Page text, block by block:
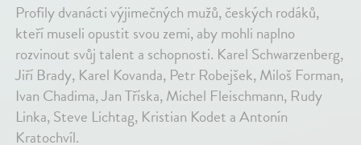
Profily dvanácti výjimečných mužů, českých rodáků,
kteří museli opustit svou zemi, aby mohli naplno
rozvinout svůj talent a schopnosti. Karel Schwarzenberg,
Jiří Brady, Karel Kovanda, Petr Robejšek, Miloš Forman,
Ivan Chadima, Jan Tříska, Michel Fleischmann, Rudy
Linka, Steve Lichtag, Kristian Kodet a Antonín
Kratochvíl.